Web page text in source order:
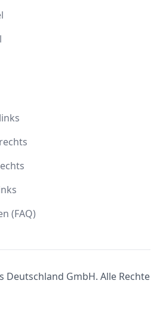
(FAQ)
Deutschland GmbH. Alle Rechte